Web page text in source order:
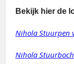
Bekijk hier de
Nihola Stuurpen
Nihola